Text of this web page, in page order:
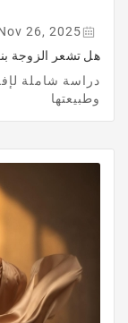
26, 2025
هل تشعر الزوجة
دراسة شاملة
وطبيعتها